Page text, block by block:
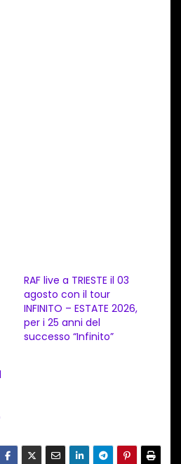
RAF live a TRIESTE il 03
agosto con il tour
INFINITO – ESTATE 2026,
per i 25 anni del
successo “Infinito”